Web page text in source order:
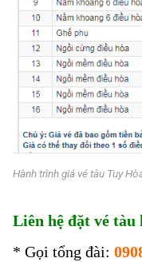
Hành trình giá vé tàu Tuy
Liên hệ đặt vé tàu
* Gọi tổng đài: